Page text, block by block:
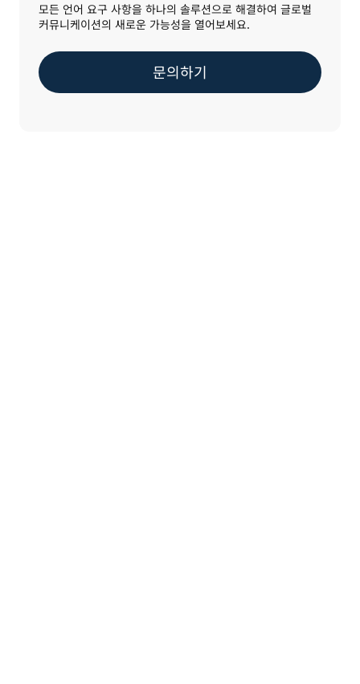
모든 언어 요구 사항을 하나의 솔루션으로 해결하여 글로벌
커뮤니케이션의 새로운 가능성을 열어보세요.
문의하기